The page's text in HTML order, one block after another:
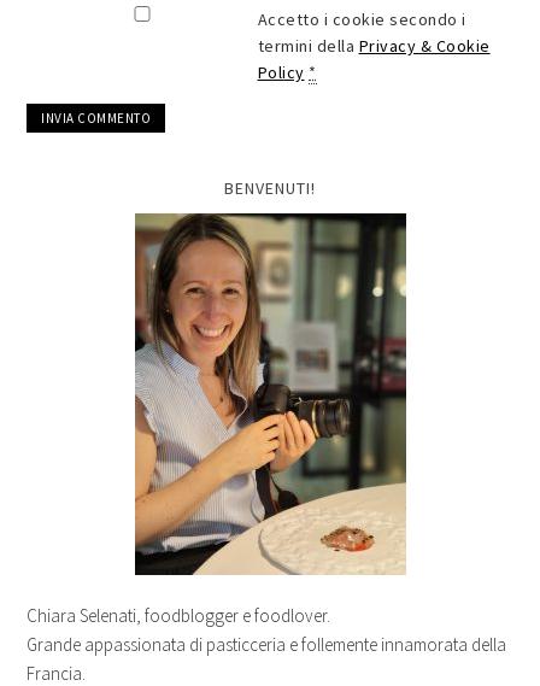
Accetto i cookie secondo i
termini della Privacy & Cookie
Policy *
BENVENUTI!
Chiara Selenati, foodblogger e foodlover.
Grande appassionata di pasticceria e follemente innamorata della
Francia.